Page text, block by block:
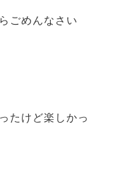
ごめんなさい
たけど楽しかっ